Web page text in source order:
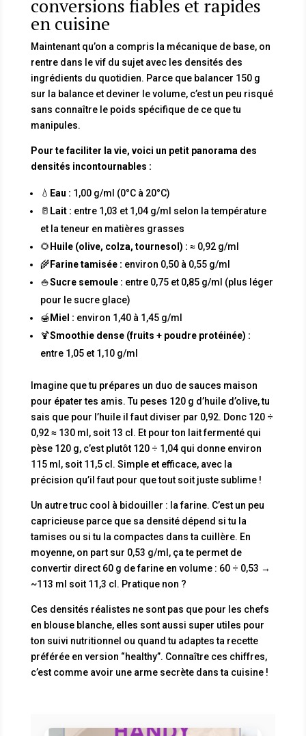
conversions fiables et rapides
en cuisine
Maintenant qu’on a compris la mécanique de base, on
rentre dans le vif du sujet avec les densités des
ingrédients du quotidien. Parce que balancer 150 g
sur la balance et deviner le volume, c’est un peu risqué
sans connaître le poids spécifique de ce que tu
manipules.
Pour te faciliter la vie, voici un petit panorama des
densités incontournables :
💧 Eau : 1,00 g/ml (0°C à 20°C)
🥛 Lait : entre 1,03 et 1,04 g/ml selon la température
et la teneur en matières grasses
🌻 Huile (olive, colza, tournesol) : ≈ 0,92 g/ml
🌾 Farine tamisée : environ 0,50 à 0,55 g/ml
🍚Sucre semoule : entre 0,75 et 0,85 g/ml (plus léger
pour le sucre glace)
🍯 Miel : environ 1,40 à 1,45 g/ml
🍹Smoothie dense (fruits + poudre protéinée) :
entre 1,05 et 1,10 g/ml
Imagine que tu prépares un duo de sauces maison
pour épater tes amis. Tu peses 120 g d’huile d’olive, tu
sais que pour l’huile il faut diviser par 0,92. Donc 120 ÷
0,92 ≈ 130 ml, soit 13 cl. Et pour ton lait fermenté qui
pèse 120 g, c’est plutôt 120 ÷ 1,04 qui donne environ
115 ml, soit 11,5 cl. Simple et efficace, avec la
précision qu’il faut pour que tout soit juste sublime !
Un autre truc cool à bidouiller : la farine. C’est un peu
capricieuse parce que sa densité dépend si tu la
tamises ou si tu la compactes dans ta cuillère. En
moyenne, on part sur 0,53 g/ml, ça te permet de
convertir direct 60 g de farine en volume : 60 ÷ 0,53 →
~113 ml soit 11,3 cl. Pratique non ?
Ces densités réalistes ne sont pas que pour les chefs
en blouse blanche, elles sont aussi super utiles pour
ton suivi nutritionnel ou quand tu adaptes ta recette
préférée en version “healthy”. Connaître ces chiffres,
c’est comme avoir une arme secrète dans ta cuisine !